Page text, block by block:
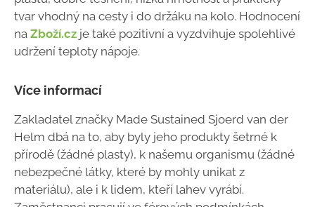
tvar vhodný na cesty i do držáku na kolo. Hodnocení
na Zboží.cz je také pozitivní a vyzdvihuje spolehlivé
udržení teploty nápoje.
Více informací
Zakladatel značky Made Sustained Sjoerd van der
Helm dbá na to, aby byly jeho produkty šetrné k
přírodě (žádné plasty), k našemu organismu (žádné
nebezpečné látky, které by mohly unikat z
materiálu), ale i k lidem, kteří lahev vyrábí.